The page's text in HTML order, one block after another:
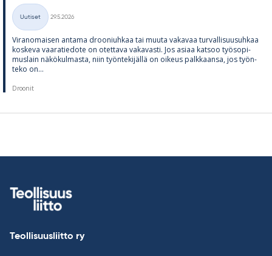
Kategoriat
Uutiset
29.5.2026
Vi­ran­omai­sen an­tama droo­niuh­kaa tai muuta va­ka­vaa tur­val­li­suusuh­kaa
kos­keva vaa­ra­tie­dote on otet­tava va­ka­vasti. Jos asiaa kat­soo työ­so­pi­
mus­lain nä­kö­kul­masta, niin työn­te­ki­jällä on oi­keus palk­kaansa, jos työn­
teko on...
Droonit
Teollisuusliitto ry